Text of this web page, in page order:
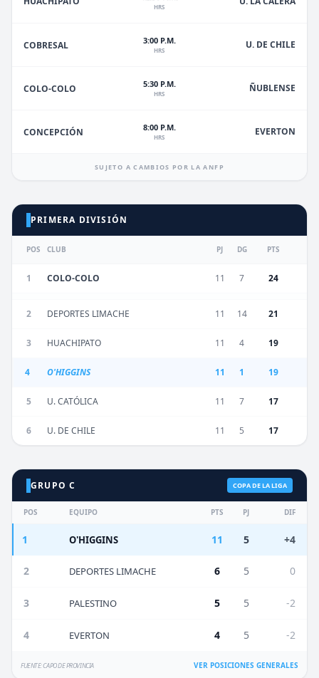
HRS
COBRESAL 3:00 P.M.
HRS U. DE CHILE
COLO-COLO 5:30 P.M.
HRS ÑUBLENSE
CONCEPCIÓN 8:00 P.M.
HRS EVERTON
SUJETO A CAMBIOS POR LA ANFP
PRIMERA DIVISIÓN
POS CLUB PJ DG PTS
1 COLO-COLO 11 7 24
2 DEPORTES LIMACHE 11 14 21
3 HUACHIPATO 11 4 19
4 O'HIGGINS 11 1 19
5 U. CATÓLICA 11 7 17
6 U. DE CHILE 11 5 17
GRUPO C COPA DE LA LIGA
POS EQUIPO PTS PJ DIF
1 O'HIGGINS 11 5 +4
2 DEPORTES LIMACHE 6 5 0
3 PALESTINO 5 5 -2
4 EVERTON 4 5 -2
FUENTE: CAPO DE PROVINCIA VER POSICIONES GENERALES